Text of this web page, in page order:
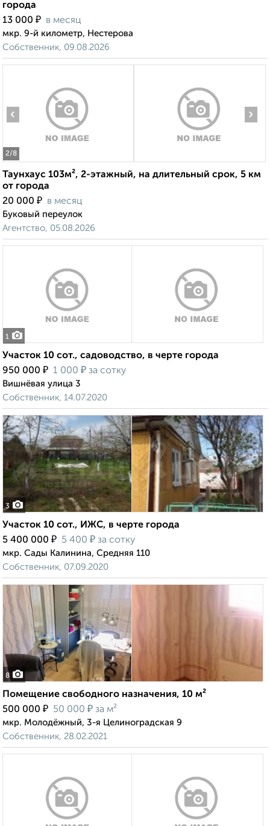
города
13 000 ₽ в месяц
мкр. 9-й километр, Нестерова
Собственник, 09.08.2026
2/8
‹ ›
Таунхаус 103м², 2-этажный, на длительный срок, 5 км
от города
20 000 ₽ в месяц
Буковый переулок
Агентство, 05.08.2026
1
Участок 10 сот., садоводство, в черте города
950 000 ₽ 1 000 ₽ за сотку
Вишнёвая улица 3
Собственник, 14.07.2020
3
Участок 10 сот., ИЖС, в черте города
5 400 000 ₽ 5 400 ₽ за сотку
мкр. Сады Калинина, Средняя 110
Собственник, 07.09.2020
8
Помещение свободного назначения, 10 м²
500 000 ₽ 50 000 ₽ за м²
мкр. Молодёжный, 3-я Целиноградская 9
Собственник, 28.02.2021